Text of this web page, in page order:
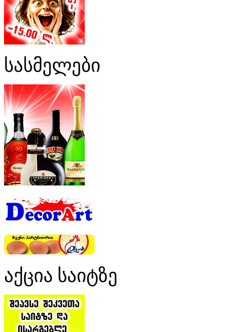
სასმელები
აქცია საიტზე